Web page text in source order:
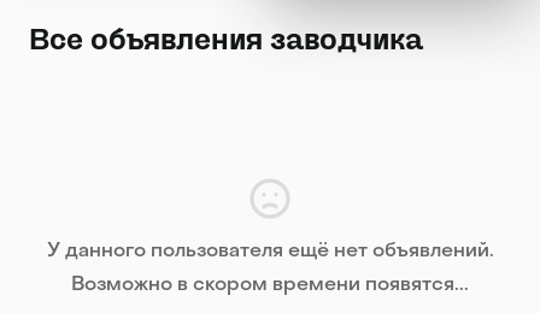
Все объявления заводчика
У данного пользователя ещё нет объявлений.
Возможно в скором времени появятся...